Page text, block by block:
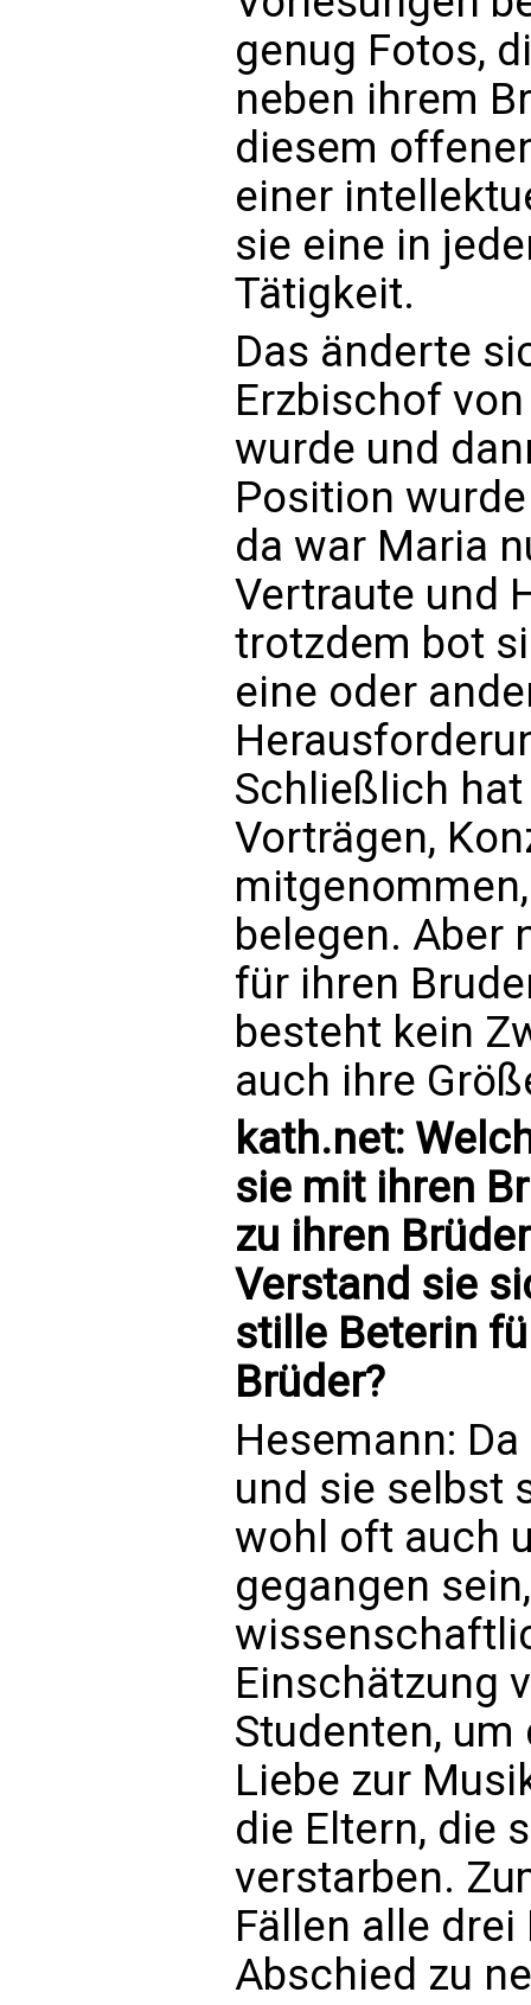
genug Fotos,
neben ihrem
diesem
einer
sie eine in
Tätigkeit.
Das änderte
Erzbischof
wurde und
Position
da war Maria
Vertraute und
trotzdem bot
eine oder
Schließlich
Vorträgen,
belegen. Aber
für ihren
besteht kein
auch ihre
kath.net:
sie mit ihren
zu ihren
Verstand sie
stille Beterin
Brüder?
Hesemann:
und sie selbst
wohl oft auch
gegangen
Einschätzung
Studenten,
Liebe zur
die Eltern, die
verstarben.
Fällen alle
Abschied zu